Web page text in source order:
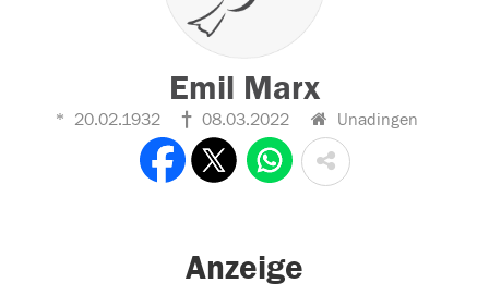
Emil Marx
20.02.1932 08.03.2022 Unadingen
Anzeige